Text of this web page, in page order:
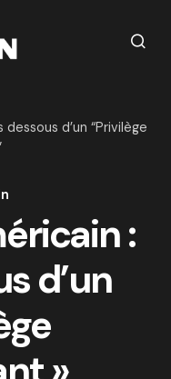
d’un “Privilège
:
d’un